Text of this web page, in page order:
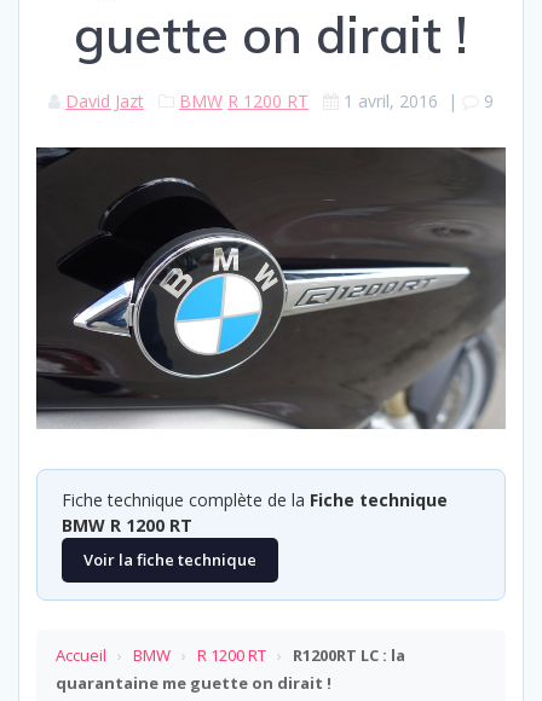
guette on dirait !
David Jazt BMW R 1200 RT 1 avril, 2016 | 9
Fiche technique complète de la Fiche technique
BMW R 1200 RT
Voir la fiche technique
Accueil › BMW › R 1200 RT ›
R1200RT LC : la
quarantaine me guette on dirait !